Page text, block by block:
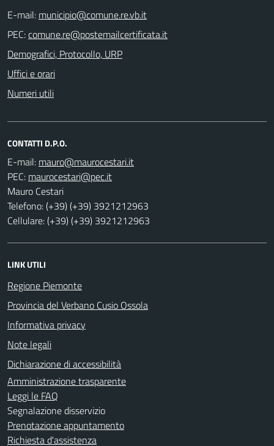
E-mail:
PEC:
Demografici, Protocollo, URP
Uffici e orari
Numeri utili
CONTATTI D.P.O.
E-mail:
PEC:
Mauro Cestari
Telefono: (+39) (+39) 3921212963
Cellulare: (+39) (+39) 3921212963
LINK UTILI
Regione Piemonte
Provincia del Verbano Cusio Ossola
Informativa privacy
Note legali
Dichiarazione di accessibilità
Amministrazione trasparente
Leggi le FAQ
Segnalazione disservizio
Prenotazione appuntamento
Richiesta d'assistenza